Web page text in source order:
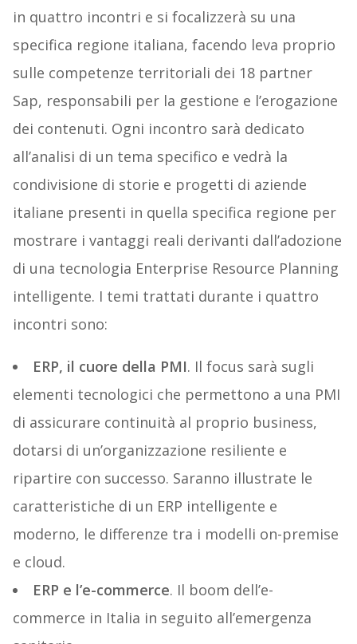
in quattro incontri e si focalizzerà su una
specifica regione italiana, facendo leva proprio
sulle competenze territoriali dei 18 partner
Sap, responsabili per la gestione e l’erogazione
dei contenuti. Ogni incontro sarà dedicato
all’analisi di un tema specifico e vedrà la
condivisione di storie e progetti di aziende
italiane presenti in quella specifica regione per
mostrare i vantaggi reali derivanti dall’adozione
di una tecnologia Enterprise Resource Planning
intelligente. I temi trattati durante i quattro
incontri sono:
ERP, il cuore della PMI. Il focus sarà sugli
elementi tecnologici che permettono a una PMI
di assicurare continuità al proprio business,
dotarsi di un’organizzazione resiliente e
ripartire con successo. Saranno illustrate le
caratteristiche di un ERP intelligente e
moderno, le differenze tra i modelli on-premise
e cloud.
ERP e l’e-commerce. Il boom dell’e-
commerce in Italia in seguito all’emergenza